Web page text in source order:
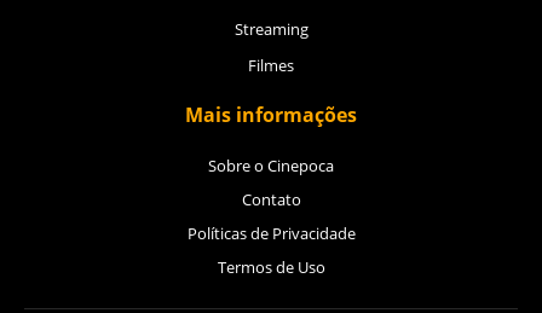
Streaming
Filmes
Mais informações
Sobre o Cinepoca
Contato
Políticas de Privacidade
Termos de Uso